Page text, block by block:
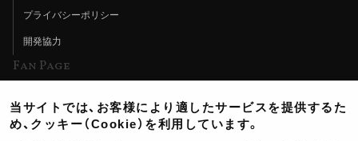
プライバシーポリシー
開発協力
Fan Page
ヨシムラTV
当サイトでは、お客様により適したサービスを提供するた
め、クッキー（Cookie）を利用しています。